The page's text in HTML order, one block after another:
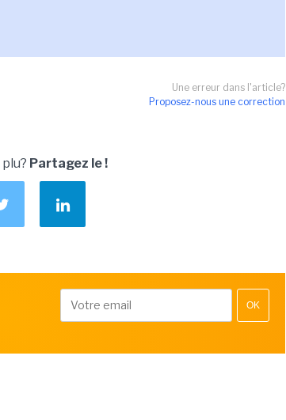
Une erreur dans l'article?
Proposez-nous une correction
Partagez le !
OK